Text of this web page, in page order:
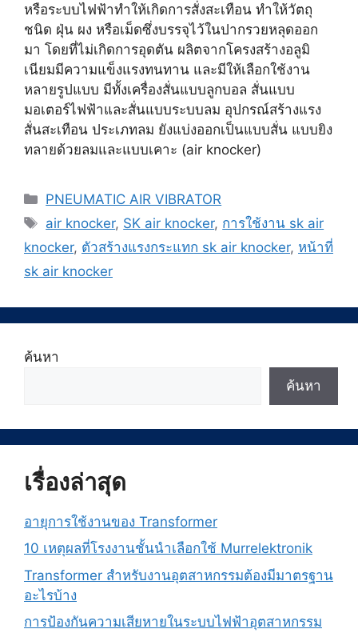
หรือระบบไฟฟ้าทำให้เกิดการสั่งสะเทือน ทำให้วัตถุ
ชนิด ฝุ่น ผง หรือเม็ดซึ่งบรรจุไว้ในปากรวยหลุดออก
มา โดยที่ไม่เกิดการอุดตัน ผลิตจากโครงสร้างอลูมิ
เนียมมีความแข็งแรงทนทาน และมีให้เลือกใช้งาน
หลายรูปแบบ มีทั้งเครื่องสั่นแบบลูกบอล สั่นแบบ
มอเตอร์ไฟฟ้าและสั่นแบบระบบลม อุปกรณ์สร้างแรง
สั่นสะเทือน ประเภทลม ยังแบ่งออกเป็นแบบสั่น แบบยิง
ทลายด้วยลมและแบบเคาะ (air knocker)
Categories
PNEUMATIC AIR VIBRATOR
Tags
air knocker, SK air knocker, การใช้งาน sk air
knocker, ตัวสร้างแรงกระแทก sk air knocker, หน้าที่
sk air knocker
ค้นหา
ค้นหา
เรื่องล่าสุด
อายุการใช้งานของ Transformer
10 เหตุผลที่โรงงานชั้นนำเลือกใช้ Murrelektronik
Transformer สำหรับงานอุตสาหกรรมต้องมีมาตรฐาน
อะไรบ้าง
การป้องกันความเสียหายในระบบไฟฟ้าอุตสาหกรรม